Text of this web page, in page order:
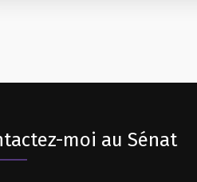
moi au Sénat